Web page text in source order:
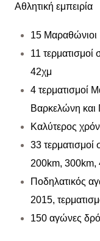
Αθλητική εμπειρία
15 Μαραθώνιοι
11
42χμ
4 τερματισμοί
Βαρκελώνη και
Καλύτερος
33
200km, 300km,
Ποδηλατικός
2015,
150 αγώνες